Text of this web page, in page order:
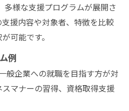
多様な支援プログラムが展開さ
援内容や対象者、特徴を比較
可能です。
例
般企業への就職を目指す方が対
マナーの習得、資格取得支援